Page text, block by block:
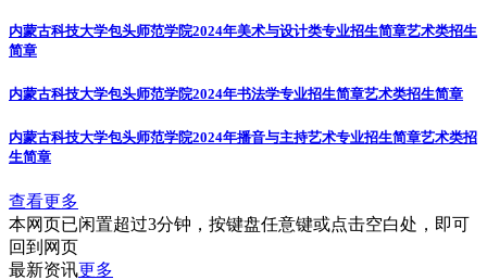
内蒙古科技大学包头师范学院2024年美术与设计类专业招生简章艺术类招生
简章
内蒙古科技大学包头师范学院2024年书法学专业招生简章艺术类招生简章
内蒙古科技大学包头师范学院2024年播音与主持艺术专业招生简章艺术类招
生简章
查看更多
本网页已闲置超过3分钟，按键盘任意键或点击空白处，即可
回到网页
最新资讯更多